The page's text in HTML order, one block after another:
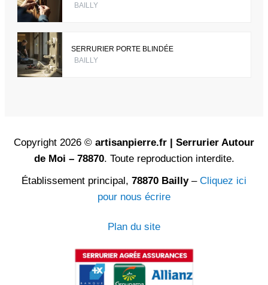
BAILLY
SERRURIER PORTE BLINDÉE
BAILLY
Copyright 2026 © artisanpierre.fr | Serrurier Autour
de Moi – 78870. Toute reproduction interdite.
Établissement principal, 78870 Bailly– Cliquez ici
pour nous écrire
Plan du site